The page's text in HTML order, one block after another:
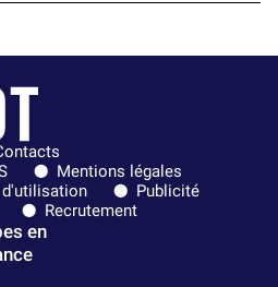
Mentions légales
d'utilisation
Publicité
Recrutement
en